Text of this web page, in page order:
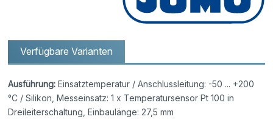
Verfügbare Varianten
Ausführung: Einsatztemperatur / Anschlussleitung: -50 ... +200
°C / Silikon, Messeinsatz: 1 x Temperatursensor Pt 100 in
Dreileiterschaltung, Einbaulänge: 27,5 mm